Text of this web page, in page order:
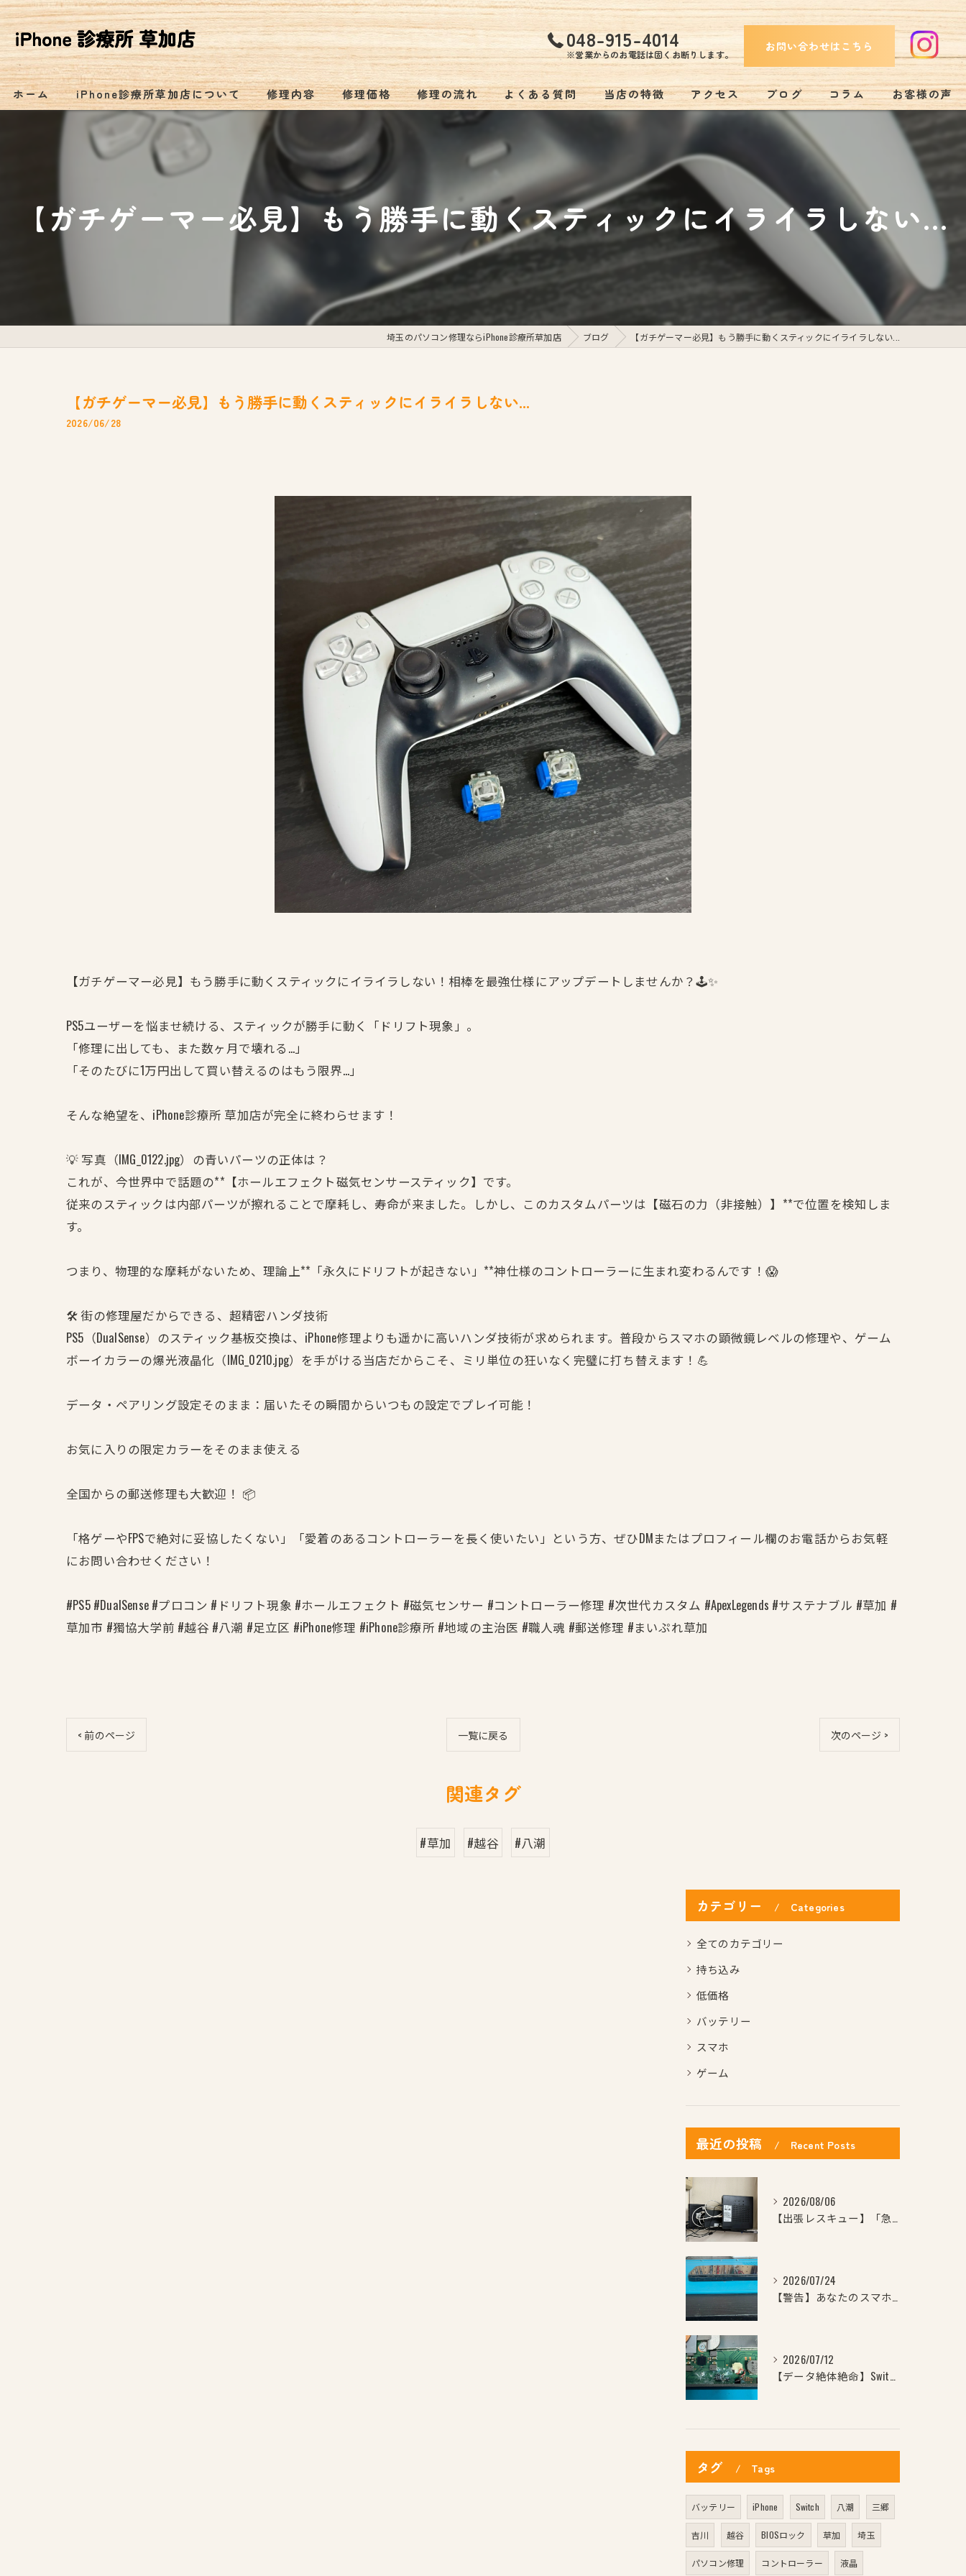
048-915-4014
※営業からのお電話は固くお断りします。
お問い合わせはこちら
ホーム iPhone診療所草加店について 修理内容 修理価格 修理の流れ よくある質問 当店の特徴
バッテリー
スマホ
アクセス ブログ コラム お客様の声
【ガチゲーマー必見】もう勝手に動くスティックにイライラしない...
埼玉のパソコン修理ならiPhone診療所草加店 ブログ 【ガチゲーマー必見】もう勝手に動くスティックにイライラしない...
【ガチゲーマー必見】もう勝手に動くスティックにイライラしない...
2026/06/28
【ガチゲーマー必見】もう勝手に動くスティックにイライラしない！相棒を最強仕様にアップデートしませんか？🕹️✨
PS5ユーザーを悩ませ続ける、スティックが勝手に動く「ドリフト現象」。
「修理に出しても、また数ヶ月で壊れる…」
「そのたびに1万円出して買い替えるのはもう限界…」
そんな絶望を、iPhone診療所 草加店が完全に終わらせます！
💡 写真（IMG_0122.jpg）の青いパーツの正体は？
これが、今世界中で話題の**【ホールエフェクト磁気センサースティック】です。
従来のスティックは内部パーツが擦れることで摩耗し、寿命が来ました。しかし、このカスタムパーツは【磁石の力（非接触）】**で位置を検知しま
す。
つまり、物理的な摩耗がないため、理論上**「永久にドリフトが起きない」**神仕様のコントローラーに生まれ変わるんです！😱
🛠️ 街の修理屋だからできる、超精密ハンダ技術
PS5（DualSense）のスティック基板交換は、iPhone修理よりも遥かに高いハンダ技術が求められます。普段からスマホの顕微鏡レベルの修理や、ゲーム
ボーイカラーの爆光液晶化（IMG_0210.jpg）を手がける当店だからこそ、ミリ単位の狂いなく完璧に打ち替えます！💪
データ・ペアリング設定そのまま：届いたその瞬間からいつもの設定でプレイ可能！
お気に入りの限定カラーをそのまま使える
全国からの郵送修理も大歓迎！ 📦
「格ゲーやFPSで絶対に妥協したくない」「愛着のあるコントローラーを長く使いたい」という方、ぜひDMまたはプロフィール欄のお電話からお気軽
にお問い合わせください！
#PS5 #DualSense #プロコン #ドリフト現象 #ホールエフェクト #磁気センサー #コントローラー修理 #次世代カスタム #ApexLegends #サステナブル #草加 #
草加市 #獨協大学前 #越谷 #八潮 #足立区 #iPhone修理 #iPhone診療所 #地域の主治医 #職人魂 #郵送修理 #まいぷれ草加
< 前のページ 一覧に戻る 次のページ >
関連タグ
#草加 #越谷 #八潮
カテゴリー Categories
全てのカテゴリー
持ち込み
低価格
バッテリー
スマホ
ゲーム
最近の投稿 Recent Posts
2026/08/06
【出張レスキュー】「急にWi-Fiが繋がらなくなった…」「ど...
2026/07/24
【警告】あなたのスマホ、ケースからはみ出していませんか？横か...
2026/07/12
【データ絶体絶命】Switchに飲み物をこぼして電源が点かな...
タグ Tags
バッテリー iPhone Switch 八潮 三郷
吉川 越谷 BIOSロック 草加 埼玉
パソコン修理 コントローラー 液晶